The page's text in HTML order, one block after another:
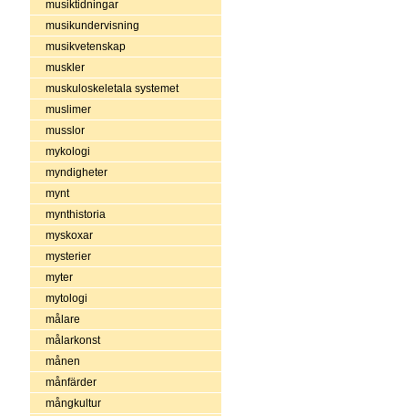
musiktidningar
musikundervisning
musikvetenskap
muskler
muskuloskeletala systemet
muslimer
musslor
mykologi
myndigheter
mynt
mynthistoria
myskoxar
mysterier
myter
mytologi
målare
målarkonst
månen
månfärder
mångkultur